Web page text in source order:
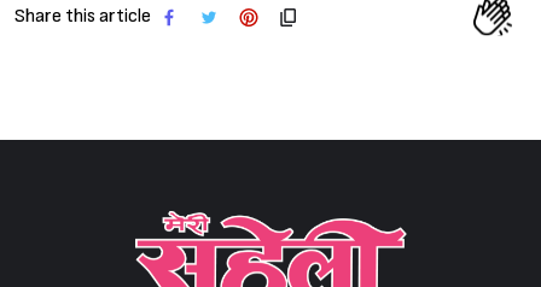
Share this article